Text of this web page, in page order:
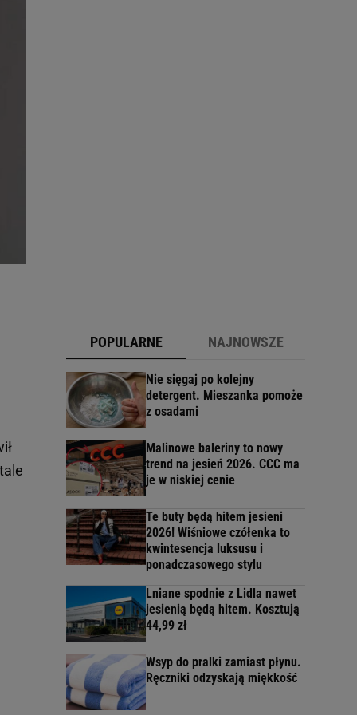
POPULARNE NAJNOWSZE
Nie sięgaj po kolejny
detergent. Mieszanka pomoże
z osadami
Malinowe baleriny to nowy
trend na jesień 2026. CCC ma
je w niskiej cenie
Te buty będą hitem jesieni
2026! Wiśniowe czółenka to
kwintesencja luksusu i
ponadczasowego stylu
Lniane spodnie z Lidla nawet
jesienią będą hitem. Kosztują
44,99 zł
Wsyp do pralki zamiast płynu.
Ręczniki odzyskają miękkość